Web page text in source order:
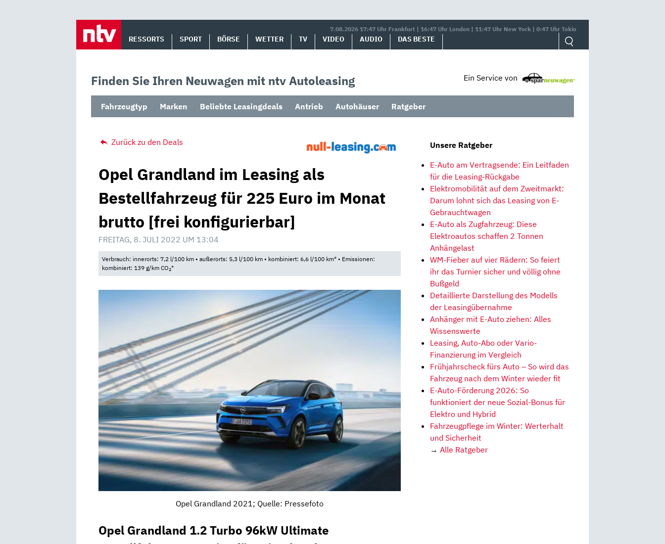
7.08.2026 17:47 Uhr Frankfurt | 16:47 Uhr London | 11:47 Uhr New York | 0:47 Uhr Tokio
RESSORTS SPORT BÖRSE WETTER TV VIDEO AUDIO DAS BESTE
Finden Sie Ihren Neuwagen mit ntv Autoleasing Ein Service von
Fahrzeugtyp Marken Beliebte Leasingdeals Antrieb Autohäuser Ratgeber
Zurück zu den Deals
Opel Grandland im Leasing als
Bestellfahrzeug für 225 Euro im Monat
brutto [frei konfigurierbar]
FREITAG, 8. JULI 2022 UM 13:04
Verbrauch: innerorts: 7,2 l/100 km • außerorts: 5,3 l/100 km • kombiniert: 6,6 l/100 km* • Emissionen:
kombiniert: 139 g/km CO2*
Opel Grandland 2021; Quelle: Pressefoto
Opel Grandland 1.2 Turbo 96kW Ultimate
Unsere Ratgeber
E-Auto am Vertragsende: Ein Leitfaden
für die Leasing-Rückgabe
Elektromobilität auf dem Zweitmarkt:
Darum lohnt sich das Leasing von E-
Gebrauchtwagen
E-Auto als Zugfahrzeug: Diese
Elektroautos schaffen 2 Tonnen
Anhängelast
WM-Fieber auf vier Rädern: So feiert
ihr das Turnier sicher und völlig ohne
Bußgeld
Detaillierte Darstellung des Modells
der Leasingübernahme
Anhänger mit E-Auto ziehen: Alles
Wissenswerte
Leasing, Auto-Abo oder Vario-
Finanzierung im Vergleich
Frühjahrscheck fürs Auto – So wird das
Fahrzeug nach dem Winter wieder fit
E-Auto-Förderung 2026: So
funktioniert der neue Sozial-Bonus für
Elektro und Hybrid
Fahrzeugpflege im Winter: Werterhalt
und Sicherheit
→ Alle Ratgeber